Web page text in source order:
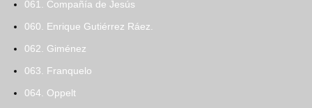
061. Compañía de Jesús
060. Enrique Gutiérrez Ráez.
062. Giménez
063. Franquelo
064. Oppelt